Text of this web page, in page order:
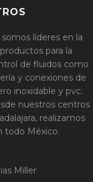
líderes en la
para la
de fluidos como
y conexiones de
inoxidable y pvc.
nuestros centros
realizamos
todo México.